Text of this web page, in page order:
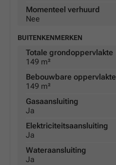
Momenteel verhuurd
Nee
BUITENKENMERKEN
Totale grondoppervlakte
149 m²
Bebouwbare oppervlakte
149 m²
Gasaansluiting
Ja
Elektriciteitsaansluiting
Ja
Wateraansluiting
Ja